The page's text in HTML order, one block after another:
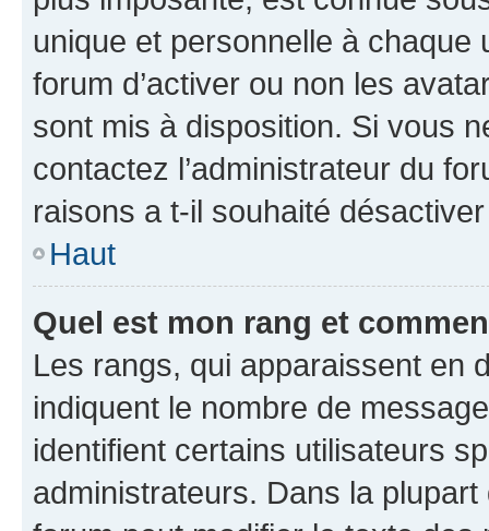
unique et personnelle à chaque
forum d’activer ou non les
sont mis à disposition. Si vous
contactez l’administrateur du
raisons a t-il souhaité
Haut
Quel est mon rang et
Les rangs, qui apparaissent en
indiquent le nombre de
identifient certains utilisateurs
administrateurs. Dans la